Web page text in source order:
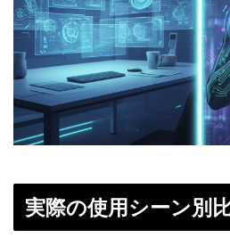
実際の使用シーン別